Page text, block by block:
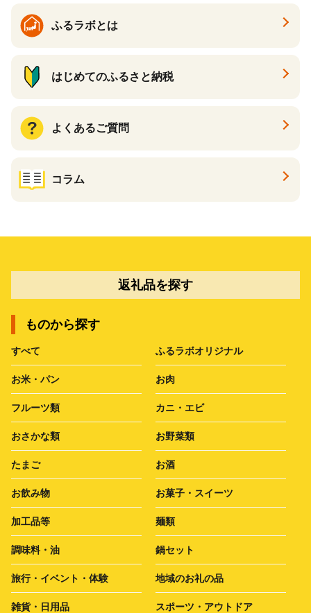
ふるラボとは
はじめてのふるさと納税
よくあるご質問
コラム
返礼品を探す
ものから探す
すべて ふるラボオリジナル
お米・パン お肉
フルーツ類 カニ・エビ
おさかな類 お野菜類
たまご お酒
お飲み物 お菓子・スイーツ
加工品等 麺類
調味料・油 鍋セット
旅行・イベント・体験 地域のお礼の品
雑貨・日用品 スポーツ・アウトドア